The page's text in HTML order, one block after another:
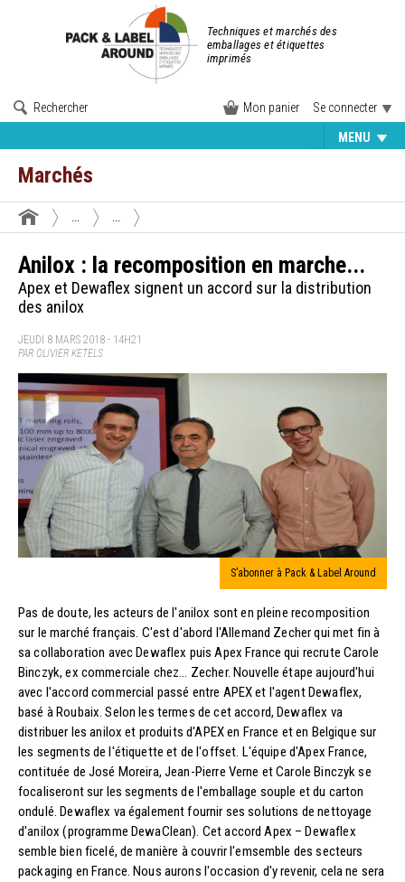
Techniques et marchés des
emballages et étiquettes
imprimés
Rechercher Mon panier Se connecter
MENU
Marchés
Anilox : la recomposition en marche...
Apex et Dewaflex signent un accord sur la distribution
des anilox
JEUDI 8 MARS 2018 - 14H21
PAR OLIVIER KETELS
S’abonner à Pack & Label Around
Pas de doute, les acteurs de l'anilox sont en pleine recomposition
sur le marché français. C'est d'abord l'Allemand Zecher qui met fin à
sa collaboration avec Dewaflex puis Apex France qui recrute Carole
Binczyk, ex commerciale chez... Zecher. Nouvelle étape aujourd'hui
avec l'accord commercial passé entre APEX et l'agent Dewaflex,
basé à Roubaix. Selon les termes de cet accord, Dewaflex va
distribuer les anilox et produits d'APEX en France et en Belgique sur
les segments de l'étiquette et de l'offset. L'équipe d'Apex France,
contituée de José Moreira, Jean-Pierre Verne et Carole Binczyk se
focaliseront sur les segments de l'emballage souple et du carton
ondulé. Dewaflex va également fournir ses solutions de nettoyage
d'anilox (programme DewaClean). Cet accord Apex – Dewaflex
semble bien ficelé, de manière à couvrir l'emsemble des secteurs
packaging en France. Nous aurons l'occasion d'y revenir, cela ne sera